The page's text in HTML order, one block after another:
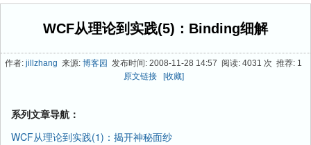
最新文章
WCF从理论到实践(5)：Binding细解
作者: jillzhang 来源: 博客园 发布时间: 2008-11-28 14:57 阅读: 4031 次 推荐: 1
原文链接
[收藏]
系列文章导航：
WCF从理论到实践(1)：揭开神秘面纱